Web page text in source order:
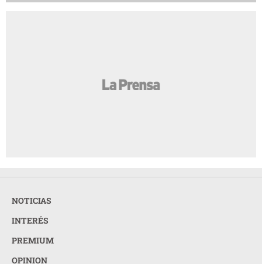
NOTICIAS
INTERÉS
PREMIUM
OPINION